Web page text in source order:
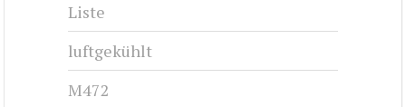
Liste
luftgekühlt
M472